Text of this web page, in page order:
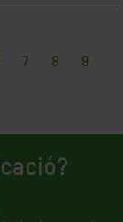
7 8
9